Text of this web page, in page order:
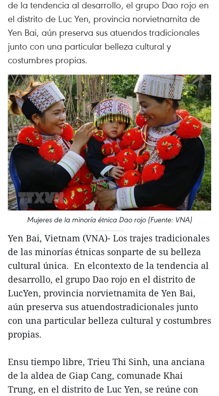
de la tendencia al desarrollo, el grupo Dao rojo en
el distrito de Luc Yen, provincia norvietnamita de
Yen Bai, aún preserva sus atuendos tradicionales
junto con una particular belleza cultural y
costumbres propias.
Mujeres de la minoría étnica Dao rojo (Fuente: VNA)
Yen Bai, Vietnam (VNA)- Los trajes tradicionales
de las minorías étnicas sonparte de su belleza
cultural única. En elcontexto de la tendencia al
desarrollo, el grupo Dao rojo en el distrito de
LucYen, provincia norvietnamita de Yen Bai,
aún preserva sus atuendostradicionales junto
con una particular belleza cultural y costumbres
propias.
Ensu tiempo libre, Trieu Thi Sinh, una anciana
de la aldea de Giap Cang, comunade Khai
Trung, en el distrito de Luc Yen, se reúne con